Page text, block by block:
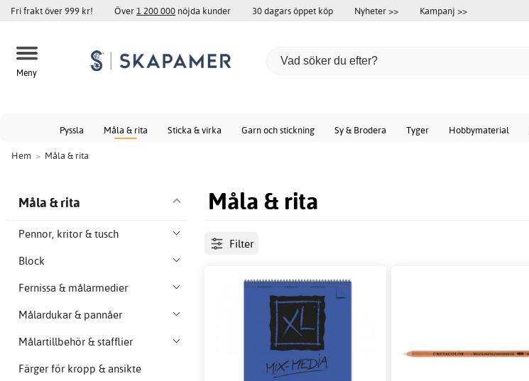
Fri frakt över 999 kr! Över1 200 000 nöjda kunder 30 dagars öppet köp Nyheter >> Kampanj >>
Meny
Pyssla Måla & rita Sticka & virka Garn och stickning Sy & Brodera Tyger Hobbymaterial
Hem > Måla & rita
Måla & rita
Måla & rita
Pennor, kritor & tusch
Block
Fernissa & målarmedier
Målardukar & pannåer
Målartillbehör & stafflier
Färger för kropp & ansikte
Filter